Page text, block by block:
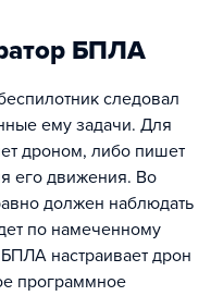
БПЛА
следовал
ему задачи. Для
дроном, либо пишет
его движения. Во
должен наблюдать
по намеченному
настраивает дрон
программное